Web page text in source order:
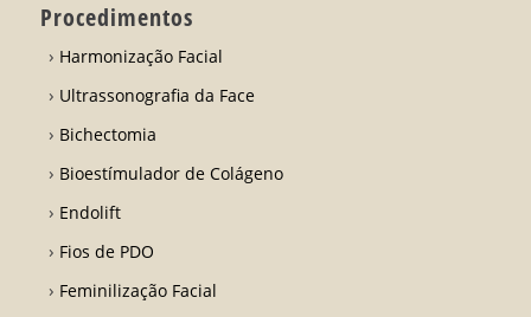
Procedimentos
Harmonização Facial
Ultrassonografia da Face
Bichectomia
Bioestímulador de Colágeno
Endolift
Fios de PDO
Feminilização Facial